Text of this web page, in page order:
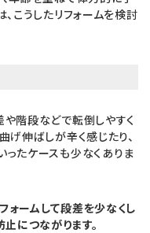
こうしたリフォームを検討
階段などで転倒しやすく
げ伸ばしが辛く感じたり、
たケースも少なくありま
ームして段差を少なくし
につながります。